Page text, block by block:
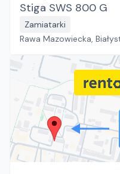
Stiga SWS 800 G
Zamiatarki
Rawa Mazowiecka,
Płock, Jawor, Pabianice,